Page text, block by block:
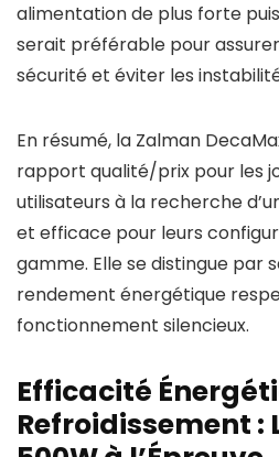
alimentation de plus forte
serait préférable pour
sécurité et éviter les
En résumé, la Zalman
rapport qualité/prix pour les
utilisateurs à la recherche
et efficace pour leurs
gamme. Elle se distingue par
rendement énergétique
fonctionnement silencieux.
Efficacité
Refroidissement :